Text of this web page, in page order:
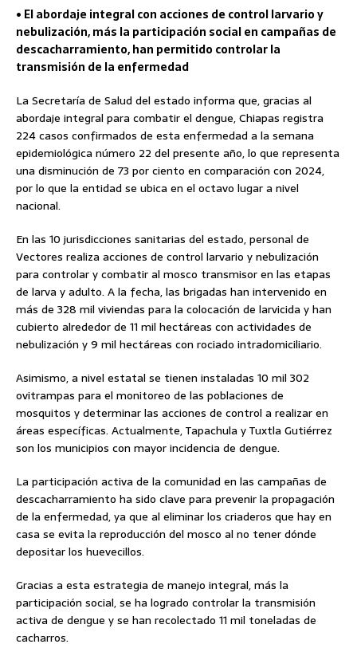
• El abordaje integral con acciones de control larvario y
nebulización, más la participación social en campañas de
descacharramiento, han permitido controlar la
transmisión de la enfermedad
La Secretaría de Salud del estado informa que, gracias al
abordaje integral para combatir el dengue, Chiapas registra
224 casos confirmados de esta enfermedad a la semana
epidemiológica número 22 del presente año, lo que representa
una disminución de 73 por ciento en comparación con 2024,
por lo que la entidad se ubica en el octavo lugar a nivel
nacional.
En las 10 jurisdicciones sanitarias del estado, personal de
Vectores realiza acciones de control larvario y nebulización
para controlar y combatir al mosco transmisor en las etapas
de larva y adulto. A la fecha, las brigadas han intervenido en
más de 328 mil viviendas para la colocación de larvicida y han
cubierto alrededor de 11 mil hectáreas con actividades de
nebulización y 9 mil hectáreas con rociado intradomiciliario.
Asimismo, a nivel estatal se tienen instaladas 10 mil 302
ovitrampas para el monitoreo de las poblaciones de
mosquitos y determinar las acciones de control a realizar en
áreas específicas. Actualmente, Tapachula y Tuxtla Gutiérrez
son los municipios con mayor incidencia de dengue.
La participación activa de la comunidad en las campañas de
descacharramiento ha sido clave para prevenir la propagación
de la enfermedad, ya que al eliminar los criaderos que hay en
casa se evita la reproducción del mosco al no tener dónde
depositar los huevecillos.
Gracias a esta estrategia de manejo integral, más la
participación social, se ha logrado controlar la transmisión
activa de dengue y se han recolectado 11 mil toneladas de
cacharros.